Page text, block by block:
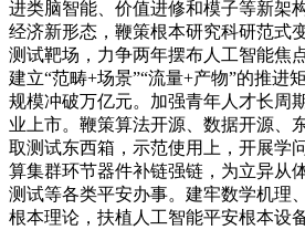
进类脑智能、价值进修和模子等新架
经济新形态，鞭策根本研究科研范式
测试靶场，力争两年摆布人工智能焦
建立“范畴+场景”“流量+产物”的推进
规模冲破万亿元。加强青年人才长周
业上市。鞭策算法开源、数据开源、
取测试东西箱，示范使用上，开展学
算集群环节器件补链强链，为立异从
测试等各类平安办事。建牢数学机理
根本理论，扶植人工智能平安根本设